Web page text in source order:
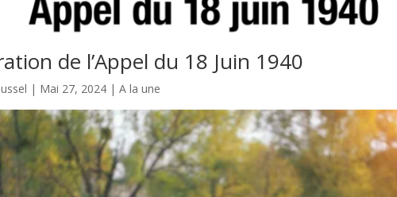
de l’Appel du 18 Juin 1940
| Mai 27, 2024 |A la une